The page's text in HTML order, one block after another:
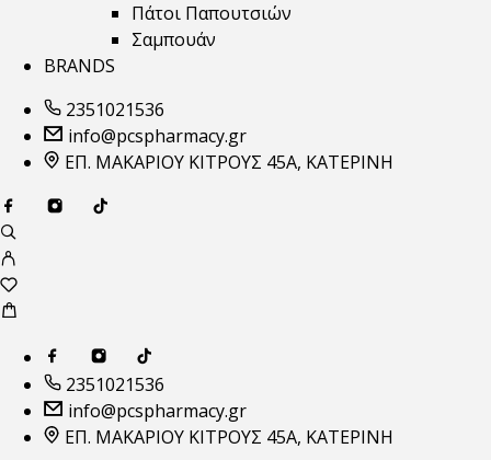
Πάτοι Παπουτσιών
Σαμπουάν
BRANDS
2351021536
info@pcspharmacy.gr
ΕΠ. ΜΑΚΑΡΙΟΥ ΚΙΤΡΟΥΣ 45Α, ΚΑΤΕΡΙΝΗ
2351021536
info@pcspharmacy.gr
ΕΠ. ΜΑΚΑΡΙΟΥ ΚΙΤΡΟΥΣ 45Α, ΚΑΤΕΡΙΝΗ